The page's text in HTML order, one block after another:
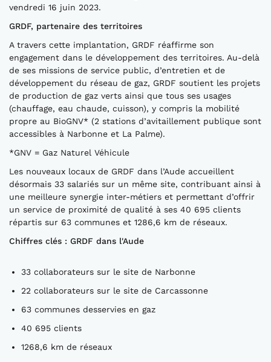
vendredi 16 juin 2023.
GRDF, partenaire des territoires
A travers cette implantation, GRDF réaffirme son
engagement dans le développement des territoires. Au-delà
de ses missions de service public, d’entretien et de
développement du réseau de gaz, GRDF soutient les projets
de production de gaz verts ainsi que tous ses usages
(chauffage, eau chaude, cuisson), y compris la mobilité
propre au BioGNV* (2 stations d’avitaillement publique sont
accessibles à Narbonne et La Palme).
*GNV = Gaz Naturel Véhicule
Les nouveaux locaux de GRDF dans l’Aude accueillent
désormais 33 salariés sur un même site, contribuant ainsi à
une meilleure synergie inter-métiers et permettant d’offrir
un service de proximité de qualité à ses 40 695 clients
répartis sur 63 communes et 1286,6 km de réseaux.
Chiffres clés : GRDF dans l'Aude
33 collaborateurs sur le site de Narbonne
22 collaborateurs sur le site de Carcassonne
63 communes desservies en gaz
40 695 clients
1268,6 km de réseaux